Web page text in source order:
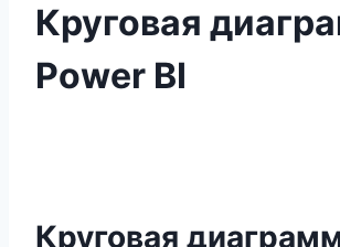
Круговая
Power BI
Круговая